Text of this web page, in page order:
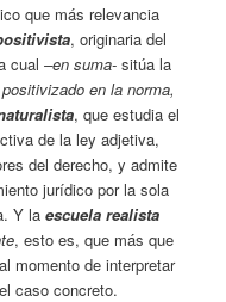
que más relevancia
, originaria del
cual–en suma- sitúa la
en la norma,
, que estudia el
de la ley adjetiva,
del derecho, y admite
jurídico por la sola
Y laescuela realista
, esto es, que más que
momento de interpretar
caso concreto.